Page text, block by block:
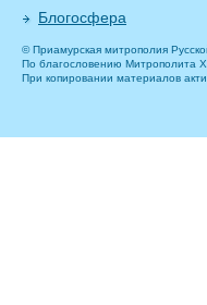
Блогосфера
© Приамурская митрополия
По благословению Митрополита
При копировании материалов